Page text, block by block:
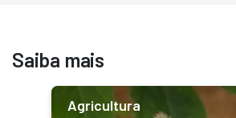
Saiba mais
Agricultura